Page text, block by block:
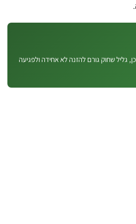
גליל שחוק גורם להזנה לא אחידה ולפגיעה